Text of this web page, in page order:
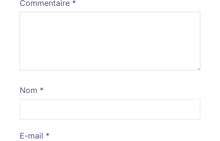
Commentaire *
Nom *
E-mail *